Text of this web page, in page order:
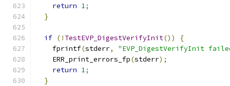
return 1;
}
if (! TestEVP_DigestVerifyInit())
{
    fprintf
(stderr,
"EVP_DigestVerifyInit
    ERR_print_errors_fp
(stderr);
return 1;
}